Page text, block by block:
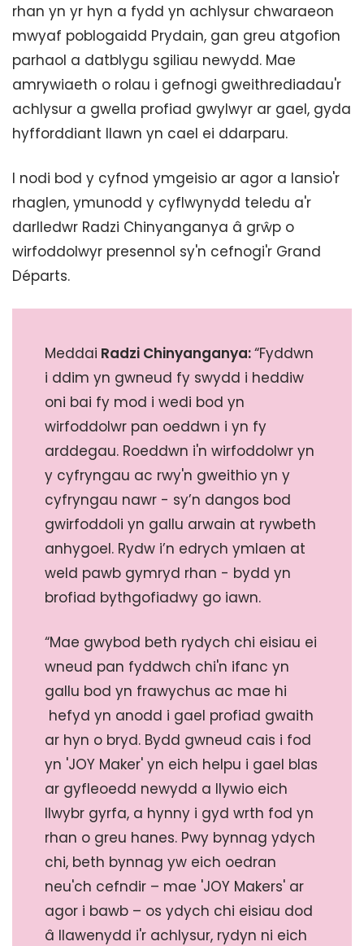
rhan yn yr hyn a fydd yn achlysur chwaraeon
mwyaf poblogaidd Prydain, gan greu atgofion
parhaol a datblygu sgiliau newydd. Mae
amrywiaeth o rolau i gefnogi gweithrediadau'r
achlysur a gwella profiad gwylwyr ar gael, gyda
hyfforddiant llawn yn cael ei ddarparu.
I nodi bod y cyfnod ymgeisio ar agor a lansio'r
rhaglen, ymunodd y cyflwynydd teledu a'r
darlledwr Radzi Chinyanganya â grŵp o
wirfoddolwyr presennol sy'n cefnogi'r Grand
Départs.
Meddai Radzi Chinyanganya:“Fyddwn
i ddim yn gwneud fy swydd i heddiw
oni bai fy mod i wedi bod yn
wirfoddolwr pan oeddwn i yn fy
arddegau. Roeddwn i'n wirfoddolwr yn
y cyfryngau ac rwy'n gweithio yn y
cyfryngau nawr - sy’n dangos bod
gwirfoddoli yn gallu arwain at rywbeth
anhygoel. Rydw i’n edrych ymlaen at
weld pawb gymryd rhan - bydd yn
brofiad bythgofiadwy go iawn.
“Mae gwybod beth rydych chi eisiau ei
wneud pan fyddwch chi'n ifanc yn
gallu bod yn frawychus ac mae hi
hefyd yn anodd i gael profiad gwaith
ar hyn o bryd. Bydd gwneud cais i fod
yn 'JOY Maker' yn eich helpu i gael blas
ar gyfleoedd newydd a llywio eich
llwybr gyrfa, a hynny i gyd wrth fod yn
rhan o greu hanes. Pwy bynnag ydych
chi, beth bynnag yw eich oedran
neu'ch cefndir – mae 'JOY Makers' ar
agor i bawb – os ydych chi eisiau dod
â llawenydd i'r achlysur, rydyn ni eich